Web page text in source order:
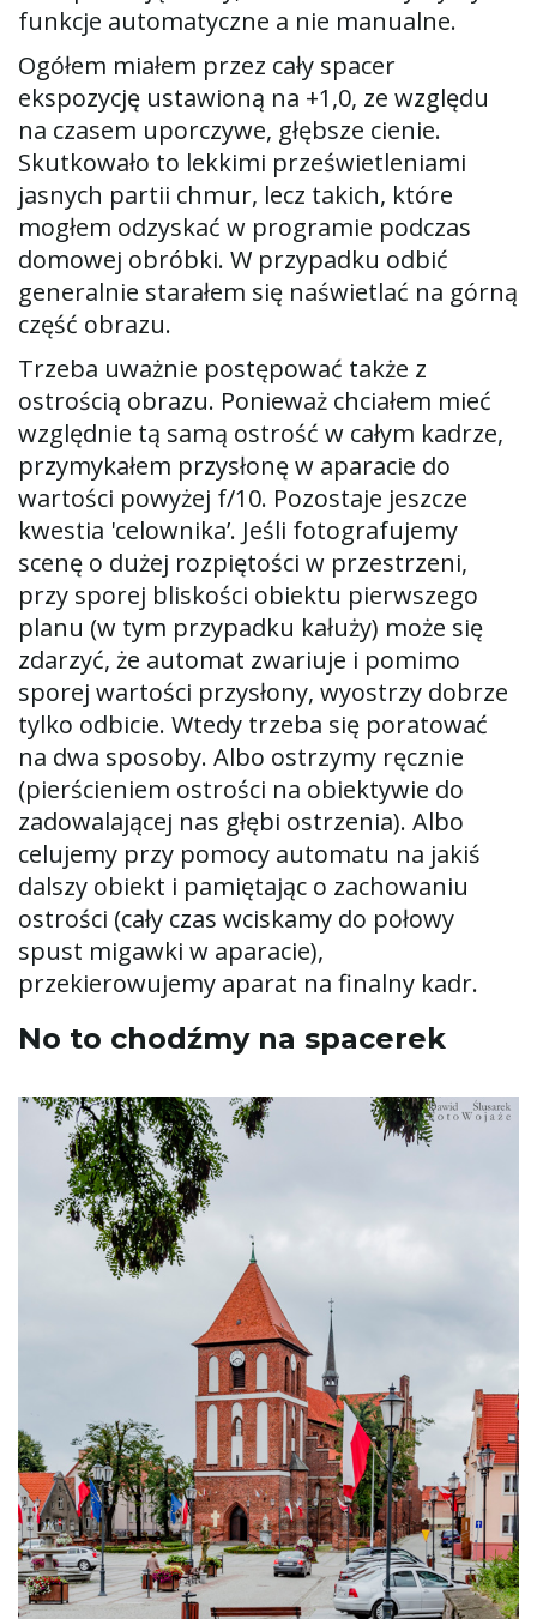
funkcje automatyczne a nie manualne.
Ogółem miałem przez cały spacer
ekspozycję ustawioną na +1,0, ze względu
na czasem uporczywe, głębsze cienie.
Skutkowało to lekkimi prześwietleniami
jasnych partii chmur, lecz takich, które
mogłem odzyskać w programie podczas
domowej obróbki. W przypadku odbić
generalnie starałem się naświetlać na górną
część obrazu.
Trzeba uważnie postępować także z
ostrością obrazu. Ponieważ chciałem mieć
względnie tą samą ostrość w całym kadrze,
przymykałem przysłonę w aparacie do
wartości powyżej f/10. Pozostaje jeszcze
kwestia 'celownika’. Jeśli fotografujemy
scenę o dużej rozpiętości w przestrzeni,
przy sporej bliskości obiektu pierwszego
planu (w tym przypadku kałuży) może się
zdarzyć, że automat zwariuje i pomimo
sporej wartości przysłony, wyostrzy dobrze
tylko odbicie. Wtedy trzeba się poratować
na dwa sposoby. Albo ostrzymy ręcznie
(pierścieniem ostrości na obiektywie do
zadowalającej nas głębi ostrzenia). Albo
celujemy przy pomocy automatu na jakiś
dalszy obiekt i pamiętając o zachowaniu
ostrości (cały czas wciskamy do połowy
spust migawki w aparacie),
przekierowujemy aparat na finalny kadr.
No to chodźmy na spacerek